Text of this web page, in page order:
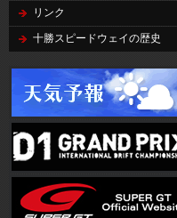
リンク
十勝スピードウェイの歴史